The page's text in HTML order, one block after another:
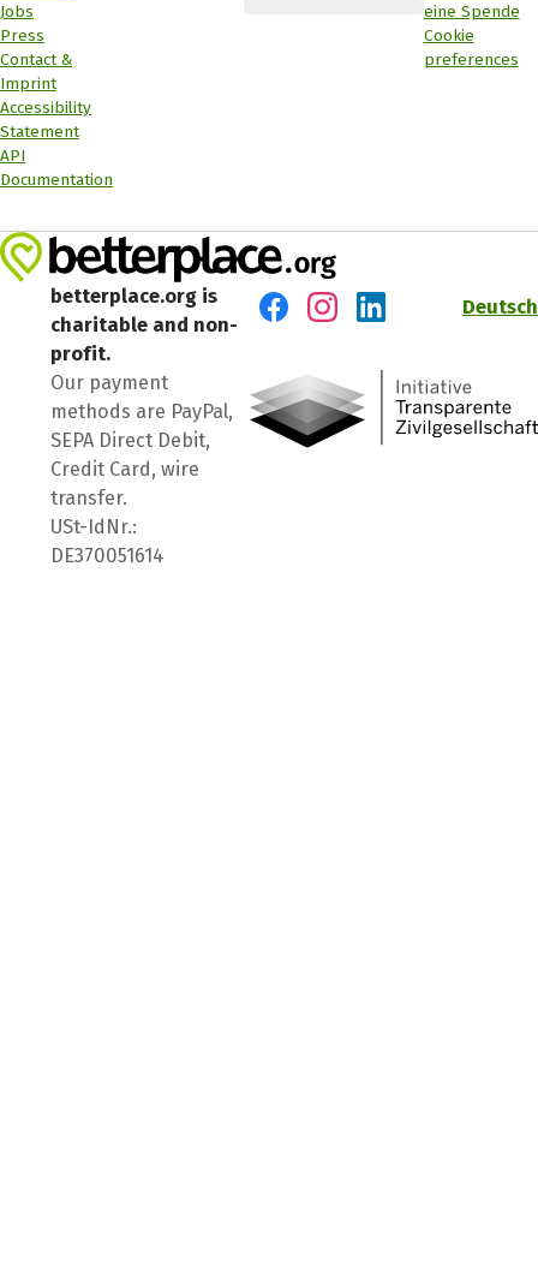
Jobs
Press
Contact &
Imprint
Accessibility
Statement
API
Documentation
eine Spende
Cookie
preferences
betterplace.org is
charitable and non-
profit.
Our payment
methods are PayPal,
SEPA Direct Debit,
Credit Card, wire
transfer.
USt-IdNr.:
DE370051614
Deutsch